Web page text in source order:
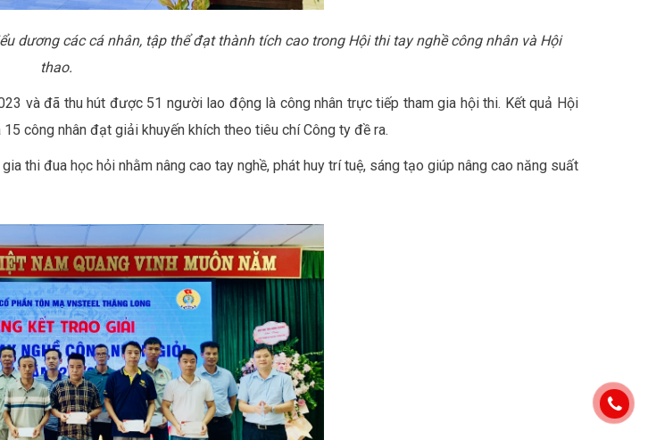
dương các cá nhân, tập thể đạt thành tích cao trong Hội thi tay nghề công nhân và Hội
thao.
và đã thu hút được 51 người lao động là công nhân trực tiếp tham gia hội thi. Kết quả Hội
công nhân đạt giải khuyến khích theo tiêu chí Công ty đề ra.
thi đua học hỏi nhằm nâng cao tay nghề, phát huy trí tuệ, sáng tạo giúp nâng cao năng suất